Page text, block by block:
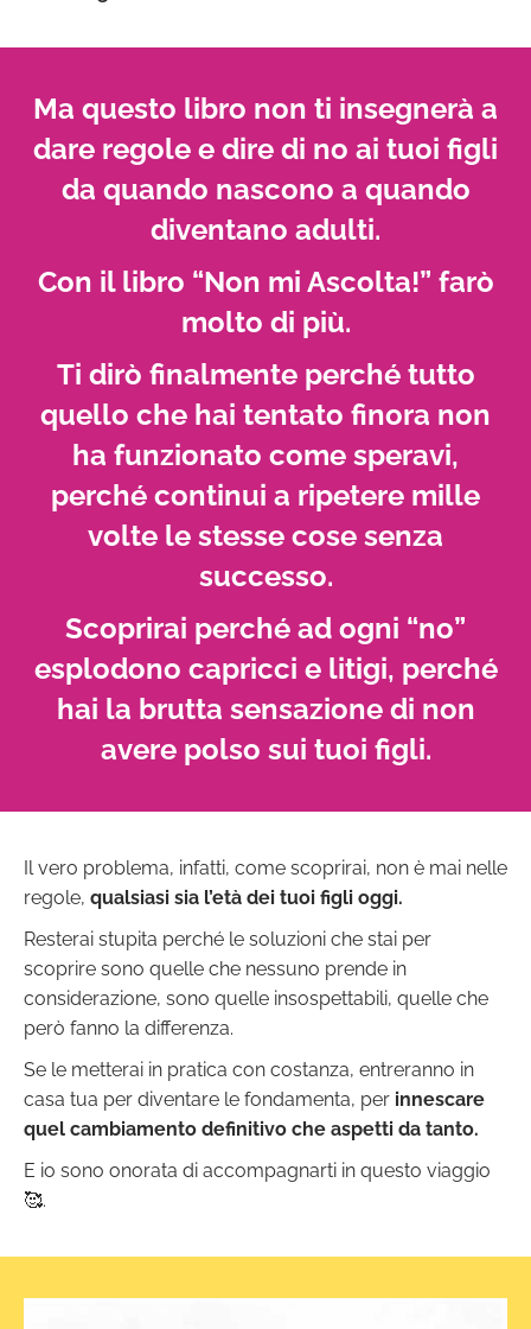
Ma questo libro non ti insegnerà a
dare regole e dire di no ai tuoi figli
da quando nascono a quando
diventano adulti.
Con il libro “Non mi Ascolta!” farò
molto di più.
Ti dirò finalmente perché tutto
quello che hai tentato finora non
ha funzionato come speravi,
perché continui a ripetere mille
volte le stesse cose senza
successo.
Scoprirai perché ad ogni “no”
esplodono capricci e litigi, perché
hai la brutta sensazione di non
avere polso sui tuoi figli.
Il vero problema, infatti, come scoprirai, non è mai nelle
regole, qualsiasi sia l’età dei tuoi figli oggi.
Resterai stupita perché le soluzioni che stai per
scoprire sono quelle che nessuno prende in
considerazione, sono quelle insospettabili, quelle che
però fanno la differenza.
Se le metterai in pratica con costanza, entreranno in
casa tua per diventare le fondamenta, per innescare
quel cambiamento definitivo che aspetti da tanto.
E io sono onorata di accompagnarti in questo viaggio
🥰.